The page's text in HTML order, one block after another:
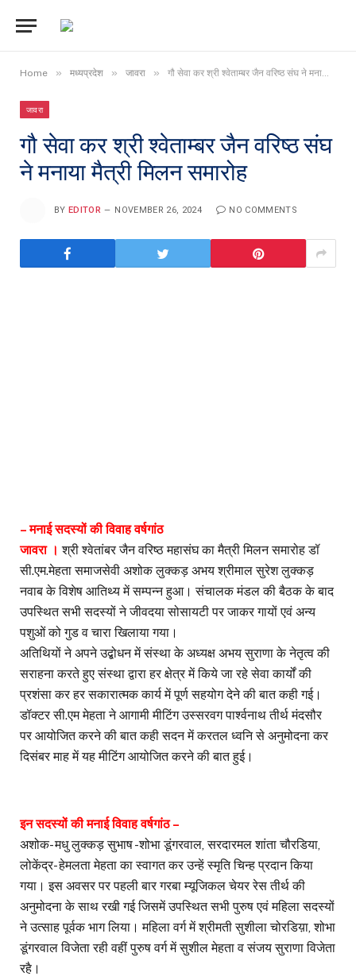
Home » मध्यप्रदेश » जावरा » गौ सेवा कर श्री श्वेताम्बर जैन वरिष्ठ संघ ने मनाया मैत्री मिलन समारोह
जावरा
गौ सेवा कर श्री श्वेताम्बर जैन वरिष्ठ संघ
ने मनाया मैत्री मिलन समारोह
BY EDITOR NOVEMBER 26, 2024 NO COMMENTS
– मनाई सदस्यों की विवाह वर्षगांठ
जावरा । श्री श्वेतांबर जैन वरिष्ठ महासंघ का मैत्री मिलन समारोह डॉ
सी.एम.मेहता समाजसेवी अशोक लुक्कड़ अभय श्रीमाल सुरेश लुक्कड़
नवाब के विशेष आतिथ्य में सम्पन्न हुआ। संचालक मंडल की बैठक के बाद
उपस्थित सभी सदस्यों ने जीवदया सोसायटी पर जाकर गायों एवं अन्य
पशुओं को गुड व चारा खिलाया गया।
अतिथियों ने अपने उद्बोधन में संस्था के अध्यक्ष अभय सुराणा के नेतृत्व की
सराहना करते हुए संस्था द्वारा हर क्षेत्र में किये जा रहे सेवा कार्यों की
प्रशंसा कर हर सकारात्मक कार्य में पूर्ण सहयोग देने की बात कही गई।
डॉक्टर सी.एम मेहता ने आगामी मीटिंग उस्सरवग पार्श्वनाथ तीर्थ मंदसौर
पर आयोजित करने की बात कही सदन में करतल ध्वनि से अनुमोदना कर
दिसंबर माह में यह मीटिंग आयोजित करने की बात हुई।
इन सदस्यों की मनाई विवाह वर्षगांठ –
अशोक- मधु लुक्कड़ सुभाष -शोभा डूंगरवाल, सरदारमल शांता चौरडिया,
लोकेंद्र- हेमलता मेहता का स्वागत कर उन्हें स्मृति चिन्ह प्रदान किया
गया। इस अवसर पर पहली बार गरबा म्यूजिकल चेयर रेस तीर्थ की
अनुमोदना के साथ रखी गई जिसमें उपस्थित सभी पुरुष एवं महिला सदस्यों
ने उत्साह पूर्वक भाग लिया। महिला वर्ग में श्रीमती सुशीला चोरडिय़ा, शोभा
डूंगरवाल विजेता रही वहीं पुरुष वर्ग में सुशील मेहता व संजय सुराणा विजेता
रहै।